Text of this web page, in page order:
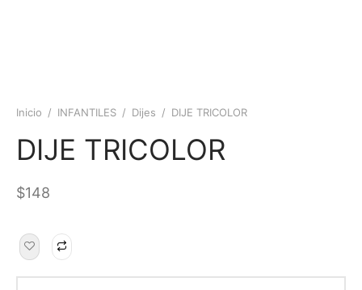
Inicio / INFANTILES / Dijes / DIJE TRICOLOR
DIJE TRICOLOR
$148